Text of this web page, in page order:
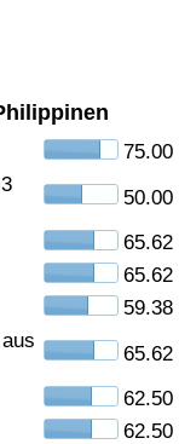
75.00
50.00
65.62
65.62
59.38
65.62
62.50
62.50